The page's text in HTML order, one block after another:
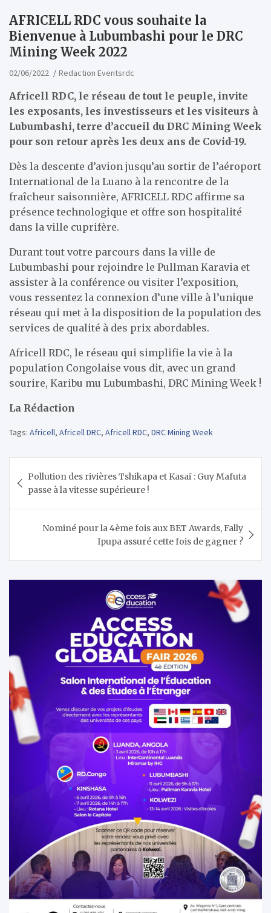
AFRICELL RDC vous souhaite la
Bienvenue à Lubumbashi pour le DRC
Mining Week 2022
02/06/2022 Redaction Eventsrdc
Africell RDC, le réseau de tout le peuple, invite
les exposants, les investisseurs et les visiteurs à
Lubumbashi, terre d’accueil du DRC Mining Week
pour son retour après les deux ans de Covid-19.
Dès la descente d’avion jusqu’au sortir de l’aéroport
International de la Luano à la rencontre de la
fraîcheur saisonnière, AFRICELL RDC affirme sa
présence technologique et offre son hospitalité
dans la ville cuprifère.
Durant tout votre parcours dans la ville de
Lubumbashi pour rejoindre le Pullman Karavia et
assister à la conférence ou visiter l’exposition,
vous ressentez la connexion d’une ville à l’unique
réseau qui met à la disposition de la population des
services de qualité à des prix abordables.
Africell RDC, le réseau qui simplifie la vie à la
population Congolaise vous dit, avec un grand
sourire, Karibu mu Lubumbashi, DRC Mining Week !
La Rédaction
Tags: Africell, Africell DRC, Africell RDC, DRC Mining Week
de
l’article
Pollution des rivières Tshikapa et Kasaï : Guy Mafuta
passe à la vitesse supérieure !
Nominé pour la 4ème fois aux BET Awards, Fally
Ipupa assuré cette fois de gagner ?